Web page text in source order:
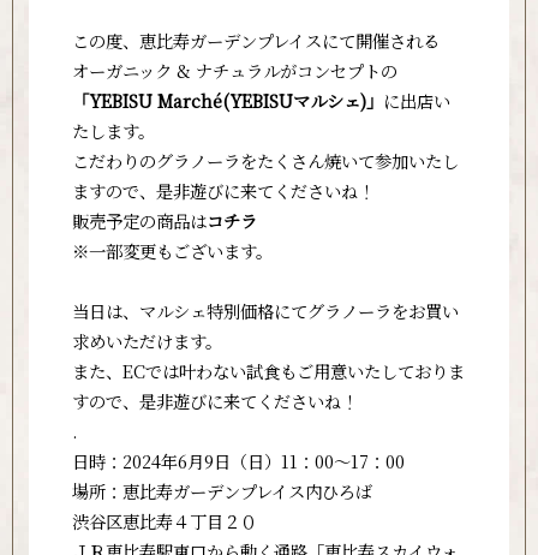
この度、恵比寿ガーデンプレイスにて開催される
オーガニック & ナチュラルがコンセプトの
「YEBISU Marché(YEBISUマルシェ)」 に出店い
たします。
こだわりのグラノーラをたくさん焼いて参加いたし
ますので、是非遊びに来てくださいね！
販売予定の商品はコチラ
※一部変更もございます。
当日は、マルシェ特別価格にてグラノーラをお買い
求めいただけます。
また、ECでは叶わない試食もご用意いたしておりま
すので、是非遊びに来てくださいね！
.
日時：2024年6月9日（日）11：00～17：00
場所：恵比寿ガーデンプレイス内ひろば
渋谷区恵比寿４丁目２０